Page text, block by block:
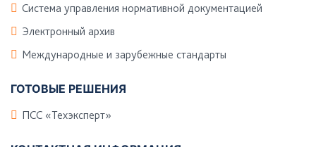
Система управления нормативной документацией
Электронный архив
Международные и зарубежные стандарты
ГОТОВЫЕ РЕШЕНИЯ
ПСС «Техэксперт»